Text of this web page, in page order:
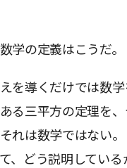
学の定義はこうだ。
を導くだけでは数
る三平方の定理を
れは数学ではない
、どう説明してい